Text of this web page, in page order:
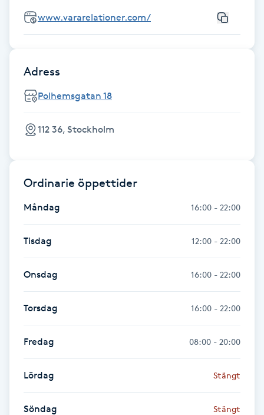
Fotsvamp
Fotvård
Fransar
Fransborttagning
Fransförlängning
Fransförlängning Megavolym
Fransförlängning Volym
Fransk manikyr
Fransrengöring
Frekvensterapi
Friskvård
Friskvårdsmassage
www.vararelationer.com/
Adress
Polhemsgatan 18
112 36, Stockholm
Ordinarie öppettider
Måndag 16:00 - 22:00
Tisdag 12:00 - 22:00
Onsdag 16:00 - 22:00
Torsdag 16:00 - 22:00
Fredag 08:00 - 20:00
Lördag Stängt
Söndag Stängt